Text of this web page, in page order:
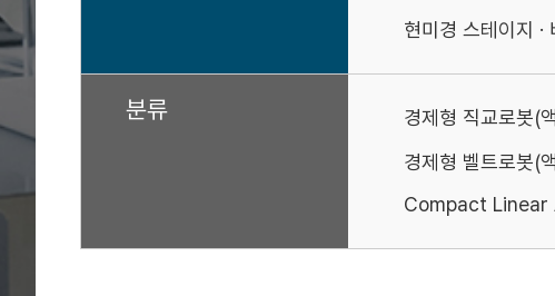
현미경 스테이지 ·
분류 경제형 직교로봇(
경제형 벨트로봇(
Compact